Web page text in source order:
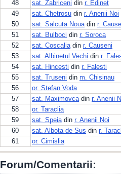
48
sat. Zabriceni din r. Edinet
49
sat. Chetrosu din r. Anenii Noi
50
sat. Salcuta Nouadin r.
51
sat. Bulboci din r. Soroca
52
sat. Coscaliadin r. Causeni
53
sat. Albinetul Vechi din r.
54
sat. Hincesti din r. Falesti
55
sat. Truseni din m. Chisinau
56
or. Stefan Voda
57
sat. Maximovcadin r. Anenii
58
or. Taraclia
59
sat. Speiadin r. Anenii Noi
60
sat. Albota de Sus din r.
61
or. Cimislia
Forum/Comentarii: